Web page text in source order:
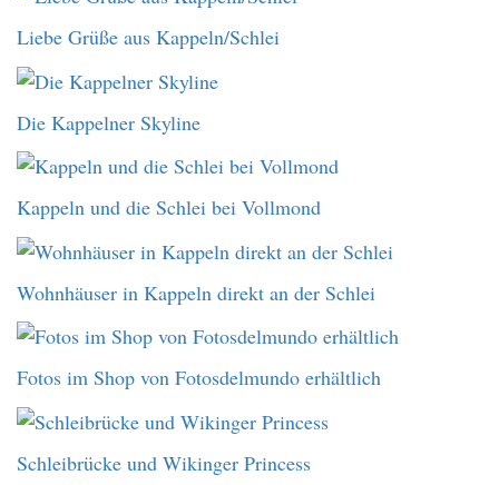
Liebe Grüße aus Kappeln/Schlei
Die Kappelner Skyline
Kappeln und die Schlei bei Vollmond
Wohnhäuser in Kappeln direkt an der Schlei
Fotos im Shop von Fotosdelmundo erhältlich
Schleibrücke und Wikinger Princess